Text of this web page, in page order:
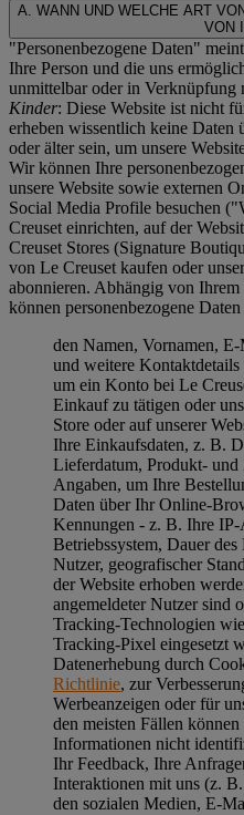
A. WANN UND WELCHE ART
VON
"Personenbezogene Daten"
Ihre Person und die uns
unmittelbar oder in Verknüpfung
Kinder: Diese Website ist nicht
erheben wissentlich keine Daten
oder älter sein, um unsere
Wir können Ihre
unsere Website sowie externen
Social Media Profile besuchen ("
Creuset einrichten, auf der
Creuset Stores (Signature
von Le Creuset kaufen oder
abonnieren. Abhängig von
können personenbezogene
den Namen, Vornamen,
und weitere
um ein Konto bei Le
Einkauf zu tätigen oder
Store oder auf unserer
Ihre Einkaufsdaten, z. B.
Lieferdatum, Produkt- und
Angaben, um Ihre
Daten über Ihr Online-
Kennungen - z. B. Ihre
Betriebssystem, Dauer
Nutzer, geografischer
der Website erhoben
angemeldeter Nutzer sind
Tracking-Technologien
Tracking-Pixel eingesetzt
Datenerhebung durch
Richtlinie, zur
Werbeanzeigen oder für
den meisten Fällen
Informationen nicht
Ihr Feedback, Ihre
Interaktionen mit uns (z.
den sozialen Medien, E-